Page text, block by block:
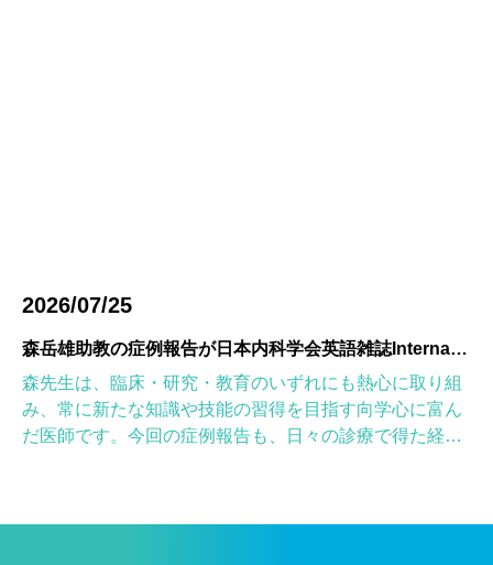
2026/07/25
森岳雄助教の症例報告が日本内科学会英語雑誌Internal Medicineに掲載されました
森先生は、臨床・研究・教育のいずれにも熱心に取り組
み、常に新たな知識や技能の習得を目指す向学心に富ん
だ医師です。今回の症例報告も、日々の診療で得た経験